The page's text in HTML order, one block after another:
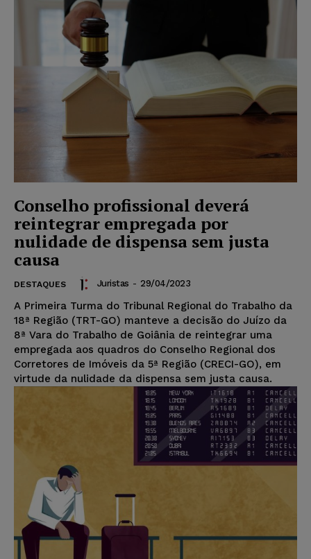
Conselho profissional deverá
reintegrar empregada por
nulidade de dispensa sem justa
causa
DESTAQUES Juristas - 29/04/2023
A Primeira Turma do Tribunal Regional do Trabalho da
18ª Região (TRT-GO) manteve a decisão do Juízo da
8ª Vara do Trabalho de Goiânia de reintegrar uma
empregada aos quadros do Conselho Regional dos
Corretores de Imóveis da 5ª Região (CRECI-GO), em
virtude da nulidade da dispensa sem justa causa.